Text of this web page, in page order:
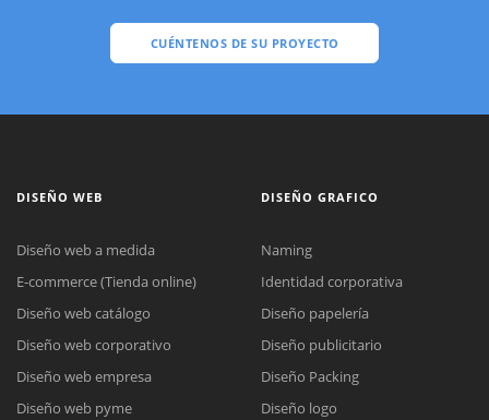
CUÉNTENOS DE SU PROYECTO
DISEÑO WEB
Diseño web a medida
E-commerce (Tienda online)
Diseño web catálogo
Diseño web corporativo
Diseño web empresa
Diseño web pyme
DISEÑO GRAFICO
Naming
Identidad corporativa
Diseño papelería
Diseño publicitario
Diseño Packing
Diseño logo